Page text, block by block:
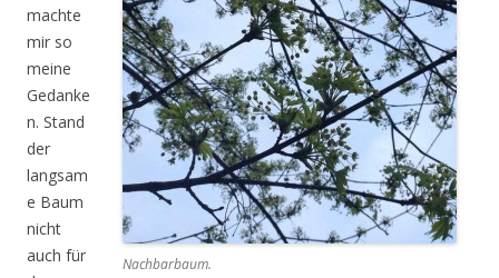
Nachbarbaum.
machte
mir so
meine
Gedanke
n. Stand
der
langsam
e Baum
nicht
auch für